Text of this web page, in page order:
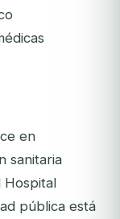
en
sanitaria
Hospital
pública está